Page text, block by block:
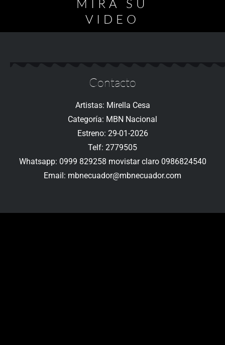
MIRA SU
VIDEO
Contacto
Artistas: Mirella Cesa
Categoría: MBN Nacional
Estreno: 29-01-2026
Telf: 2779505
Whatsapp: 0999 829258 movistar claro 0986824540
Email: mbnecuador@mbnecuador.com